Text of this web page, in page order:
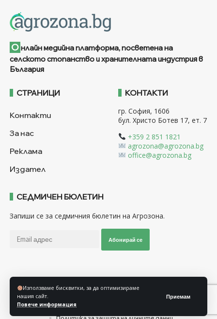
Използваме бисквитки, за да оптимизираме
нашия сайт.
Повече информация
Приемам
О нлайн медийна платформа, посветена на
селското стопанство и хранителната индустрия в
България
СТРАНИЦИ
Контакти
За нас
Реклама
Издател
КОНТАКТИ
гр. София, 1606
бул. Христо Ботев 17, ет. 7
+359 2 851 1821
agrozona@agrozona.bg
office@agrozona.bg
СЕДМИЧЕН БЮЛЕТИН
Запиши се за седмичния бюлетин на Агрозона.
Абонирай се
Общи условия
Политика за използване на “Бисквитки”